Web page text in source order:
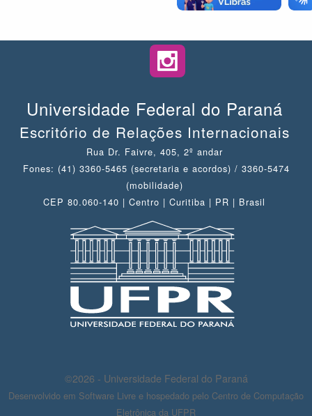
Universidade Federal do Paraná
Escritório de Relações Internacionais
Rua Dr. Faivre, 405, 2º andar
Fones: (41) 3360-5465 (secretaria e acordos) / 3360-5474
(mobilidade)
CEP 80.060-140 | Centro | Curitiba | PR | Brasil
©2026 - Universidade Federal do Paraná
Desenvolvido em Software Livre e hospedado pelo Centro de Computação
Eletrônica da UFPR